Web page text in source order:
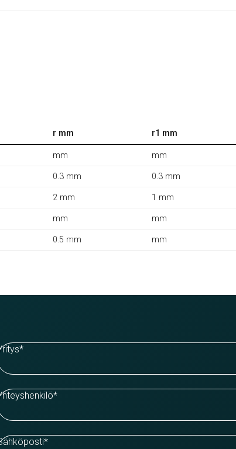
r mm r1 mm
mm mm
0.3 mm 0.3 mm
2 mm 1 mm
mm mm
0.5 mm mm
*
*
*